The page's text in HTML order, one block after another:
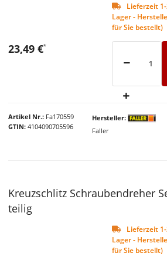
Lieferzeit
Lager -
für Sie bestellt)
Artikel Nr. Fa170559
GTIN 4104090705596
Hersteller
Faller
23,49 €*
Kreuzschlitz Schraubendreher
teilig
Lieferzeit
Lager -
für Sie bestellt)